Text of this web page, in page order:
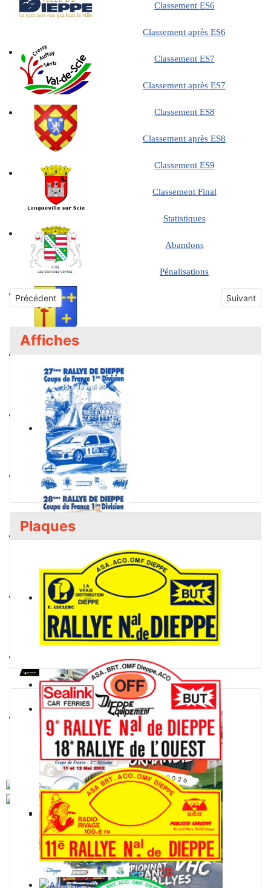
Classement ES6
Classement après ES6
Classement ES7
Classement après ES7
Classement ES8
Classement après ES8
Classement ES9
Classement Final
Statistiques
Abandons
Pénalisations
Article précédent : 51ème Rallye de Dieppe Normandie
Précédent Article
Suivant
Affiches
Plaques